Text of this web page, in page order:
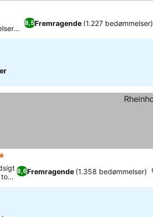
8,5Fremragende (1.227 bedømmelser)
8,6Fremragende (1.358 bedømmelser)